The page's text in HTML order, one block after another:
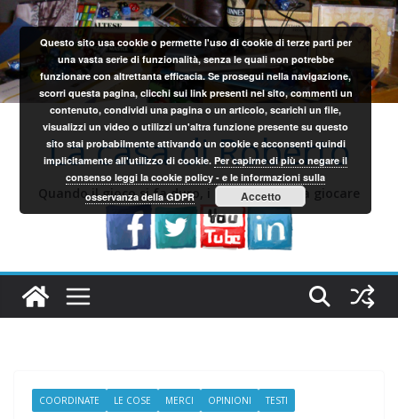
Salta
al
contenuto
La casa di Roberto
Quando il gioco si fa duro, i sardi iniziano a giocare
COORDINATE LE COSE MERCI OPINIONI TESTI
Questo sito usa cookie o permette l'uso di cookie di terze parti per
una vasta serie di funzionalità, senza le quali non potrebbe
funzionare con altrettanta efficacia. Se prosegui nella navigazione,
scorri questa pagina, clicchi sui link presenti nel sito, commenti un
contenuto, condividi una pagina o un articolo, scarichi un file,
visualizzi un video o utilizzi un'altra funzione presente su questo
sito stai probabilmente attivando un cookie e acconsenti quindi
implicitamente all'utilizzo di cookie.Per capirne di più o negare il
consenso leggi la cookie policy - e le informazioni sulla
osservanza della GDPR
Accetto